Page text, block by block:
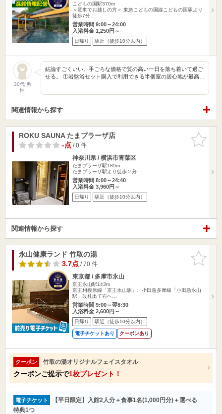
こどもの国駅370m
＜電車でお越しの方＞ 東急こどもの国線こどもの国駅より
徒歩7分 …
営業時間 9:00～24:00
入浴料金 1,250円～
日帰り 駅近（徒歩10分以内）
30代 男
性
結論すごくいい。手ごろな価格で質の高い一日を落ち着いて過ご
せる。 ①岩盤浴セット購入で利用できる半個室の居心地が最高…
関連情報から探す
お気に入
りに追加
ROKU SAUNA たまプラーザ店
-点/ 0 件
神奈川県 / 横浜市青葉区
たまプラーザ駅189m
たまプラーザ駅より徒歩２分
営業時間 8:00～24:40
入浴料金 3,960円～
日帰り 駅近（徒歩10分以内）
関連情報から探す
お気に入
りに追加
永山健康ランド 竹取の湯
3.7点/ 70 件
東京都 / 多摩市永山
京王永山駅143m
京王相模原線「京王永山駅」、小田急多摩線「小田急永山
駅」改札出て右へ…
営業時間 9:00～翌8:30
入浴料金 2,600円～
日帰り 駅近（徒歩10分以内）
電子チケットあり クーポンあり
クーポン 竹取の湯オリジナルフェイスタオル
クーポンご提示で1枚プレゼント！
電子チケット
【平日限定】入館2人分＋食事1名(1,000円分)＋選べる
特典1つ